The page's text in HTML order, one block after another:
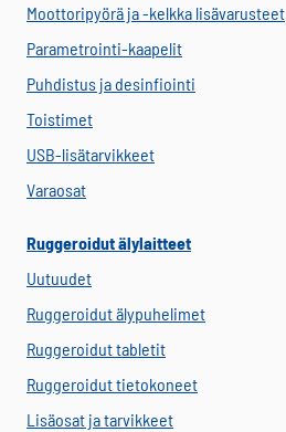
Moottoripyörä ja -kelkka lisävarusteet
Parametrointi-kaapelit
Puhdistus ja desinfiointi
Toistimet
USB-lisätarvikkeet
Varaosat
Ruggeroidut älylaitteet
Uutuudet
Ruggeroidut älypuhelimet
Ruggeroidut tabletit
Ruggeroidut tietokoneet
Lisäosat ja tarvikkeet